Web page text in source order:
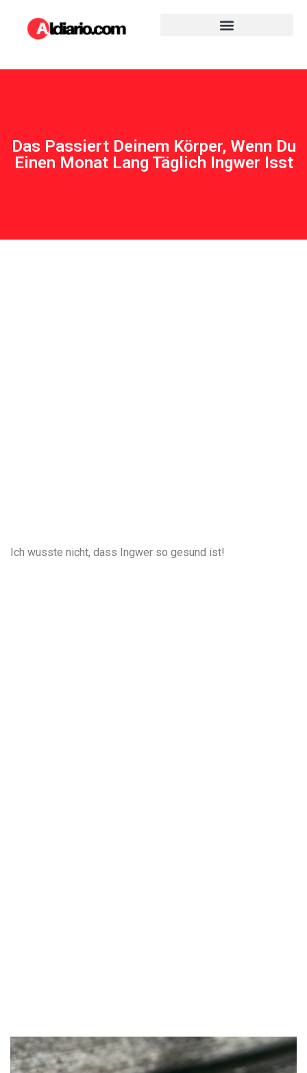
Das Passiert Deinem Körper, Wenn Du
Einen Monat Lang Täglich Ingwer Isst
Ich wusste nicht, dass Ingwer so gesund ist!